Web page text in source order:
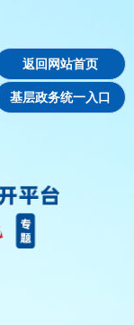
返回网站首页
基层政务统一入口